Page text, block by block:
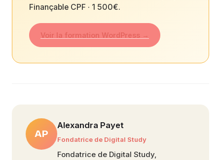
Finançable CPF · 1 500€.
Voir la formation WordPress →
AP
Alexandra Payet
Fondatrice de Digital Study
Fondatrice de Digital Study,